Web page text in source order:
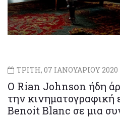
ΤΡΙΤΗ, 07 ΙΑΝΟΥΑΡΙΟΥ 2020
Ο Rian Johnson ήδη
την κινηματογραφική
Benoit Blanc σε μια